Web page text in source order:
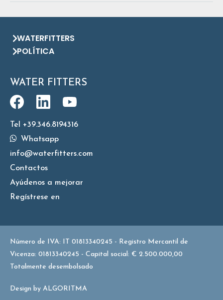
WATERFITTERS
POLÍTICA
WATER FITTERS
Tel +39.346.8194316
Whatsapp
info@waterfitters.com
Contactos
Ayúdenos a mejorar
Regístrese en
Número de IVA: IT 01813340245 - Registro Mercantil de
Vicenza: 01813340245 - Capital social: € 2.500.000,00
Totalmente desembolsado
Design by ALGORITMA